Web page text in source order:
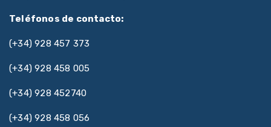
Teléfonos de contacto:
(+34) 928 457 373
(+34) 928 458 005
(+34) 928 452740
(+34) 928 458 056